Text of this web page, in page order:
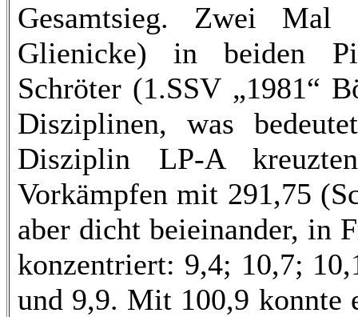
Gesamtsieg. Zwei
Glienicke) in beiden
Schröter (1.SSV „1981“
Disziplinen, was
Disziplin LP-A
Vorkämpfen mit 291,75
aber dicht beieinander, in
konzentriert: 9,4; 10,7;
und 9,9. Mit 100,9 konnte